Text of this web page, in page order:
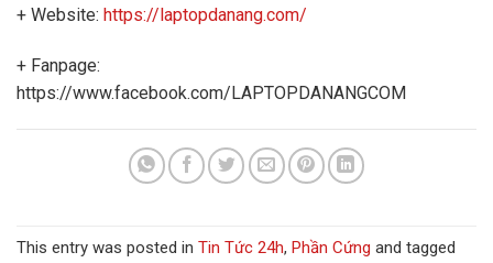
+ Website: https://laptopdanang.com/
+ Fanpage:
https://www.facebook.com/LAPTOPDANANGCOM
This entry was posted in Tin Tức 24h, Phần Cứng and tagged